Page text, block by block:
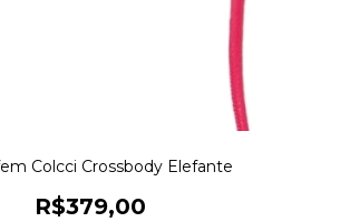
Colcci Crossbody Elefante
R$379,00